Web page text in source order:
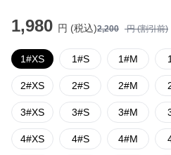
1,980 円 (税込)2,200 円 (割引前)
1#XS 1#S 1#M
2#XS 2#S 2#M
3#XS 3#S 3#M
4#XS 4#S 4#M